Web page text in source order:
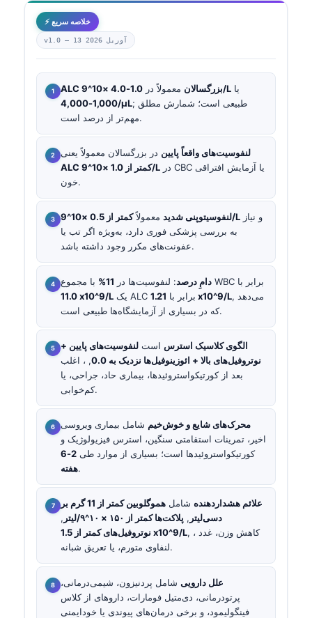
⚡ خلاصه سریع
v1.0 — 13 آوریل 2026
ALC بزرگسالان معمولاً در 1.0-4.0 ×10^9/L یا
1,000-4,000/µL; طبیعی است؛ شمارش مطلق
مهم‌تر از درصد است.
لنفوسیت‌های واقعاً پایین در بزرگسالان معمولاً یعنی
ALC کمتر از 1.0 ×10^9/L
خون.
لنفوسیتوپنی شدید معمولاً کمتر از 0.5 ×10^9/L
به بررسی پزشکی فوری دارد، به‌ویژه اگر تب یا
عفونت‌های مکرر وجود داشته باشد.
دامِ درصد: لنفوسیت‌ها در 11%
با مجموع WBC برابر با
11.0 x10^9/L
یک ALC برابر با 1.21 x10^9/L, می‌دهد
که در بسیاری از آزمایشگاه‌ها طبیعی است.
الگوی کلاسیک استرس است لنفوسیت‌های پایین +
نوتروفیل‌های بالا + ائوزینوفیل‌ها نزدیک به 0.0
, ، اغلب
بعد از کورتیکواستروئیدها، بیماری حاد، جراحی، یا
کم‌خوابی.
محرک‌های شایع و خوش‌خیم شامل بیماری ویروسی
اخیر، تمرینات استقامتی سنگین، استرس فیزیولوژیک و
کورتیکواستروئیدها است؛ بسیاری از موارد طی
2-6
هفته.
علائم هشداردهنده شامل
هموگلوبین کمتر از 11 گرم بر
دسی‌لیتر , پلاکت‌ها کمتر از ۱۵۰ × ۱۰^۹/لیتر
,
نوتروفیل‌های کمتر از 1.5 x10^9/L, ، کاهش وزن، غدد
لنفاوی متورم، یا تعریق شبانه.
علل دارویی شامل پردنیزون، شیمی‌درمانی،
پرتودرمانی، دی‌متیل فومارات، داروهای از کلاس
فینگولیمود، و برخی درمان‌های پیوندی یا خودایمنی